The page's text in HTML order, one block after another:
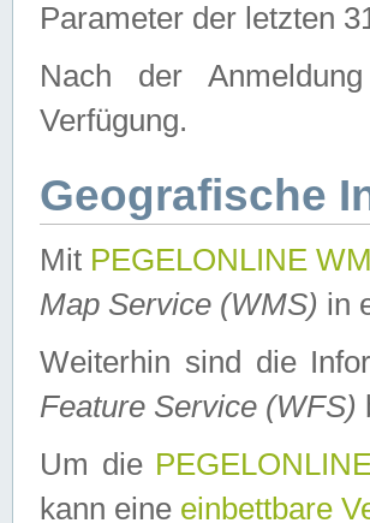
Parameter der letzten
Nach der
Verfügung.
Geografische
Mit PEGELONLINE
Map Service (WMS) in
Weiterhin sind die
Feature Service (WFS)
Um die
kann eine einbettbare